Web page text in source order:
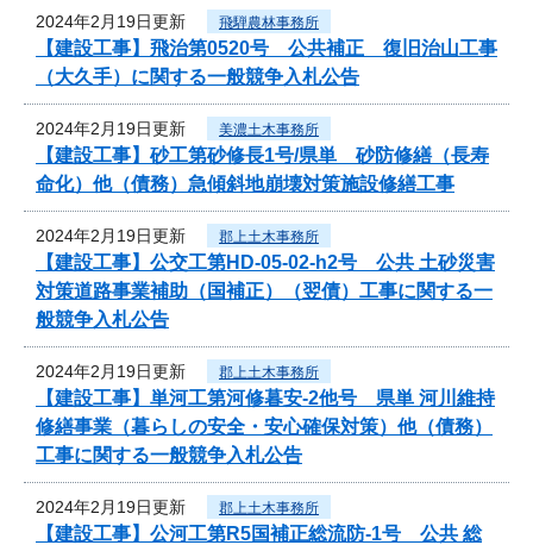
2024年2月19日更新 飛騨農林事務所
【建設工事】飛治第0520号 公共補正 復旧治山工事
（大久手）に関する一般競争入札公告
2024年2月19日更新 美濃土木事務所
【建設工事】砂工第砂修長1号/県単 砂防修繕（長寿
命化）他（債務）急傾斜地崩壊対策施設修繕工事
2024年2月19日更新 郡上土木事務所
【建設工事】公交工第HD-05-02-h2号 公共 土砂災害
対策道路事業補助（国補正）（翌債）工事に関する一
般競争入札公告
2024年2月19日更新 郡上土木事務所
【建設工事】単河工第河修暮安-2他号 県単 河川維持
修繕事業（暮らしの安全・安心確保対策）他（債務）
工事に関する一般競争入札公告
2024年2月19日更新 郡上土木事務所
【建設工事】公河工第R5国補正総流防-1号 公共 総